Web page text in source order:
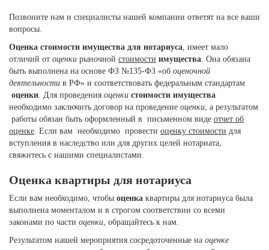
Позвоните нам и специалисты нашей компании ответят на все ваши
вопросы.
Оценка стоимости имущества для нотариуса , имеет мало
отличий от оценки рыночной стоимости имущества . Она обязана
быть выполнена на основе ФЗ №135-ФЗ «об оценочной
деятельности в РФ» и соответствовать федеральным стандартам
оценки . Для проведения оценки стоимости имущества
необходимо заключить договор на проведение оценки , а результатом
работы обязан быть оформленный в письменном виде отчет об
оценке . Если вам необходимо провести оценку стоимости для
вступления в наследство или для других целей нотариата,
свяжитесь с нашими специалистами.
Оценка квартиры для нотариуса
Если вам необходимо, чтобы оценка квартиры для нотариуса была
выполнена моменталом и в строгом соответствии со всеми
законами по части оценки , обращайтесь к нам.
Результатом нашей мероприятия сосредоточенные на оценке